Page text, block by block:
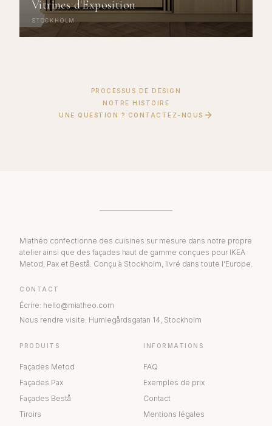
Vitrines d'Exposition
STOCKHOLM
PROCESSUS DE DESIGN
NOTRE HISTOIRE
UNE QUESTION ? CONTACTEZ-NOUS
Miathéo confectionne des cuisines sur mesure dans notre propre
atelier ainsi que des façades haut de gamme conçues pour IKEA
Metod, Pax et Bestå. Conçu à Stockholm, livré dans toute l'Europe.
CONTACT
Écrire: hello@miatheo.com
Nous rendre visite: Humlegårdsgatan 14, Stockholm
PRODUITS
Façades Metod
Façades Pax
Façades Bestå
Tiroirs
INFORMATIONS
FAQ
Exemples de prix
Contact
Mentions légales